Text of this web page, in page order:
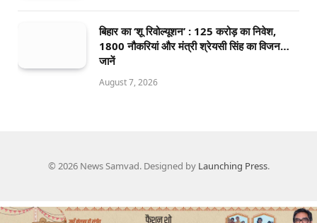
बिहार का ‘शू रिवोल्यूशन’ : 125 करोड़ का निवेश,
1800 नौकरियां और मंत्री श्रेयसी सिंह का विजन…
जानें
August 7, 2026
© 2026 News Samvad. Designed by Launching Press.